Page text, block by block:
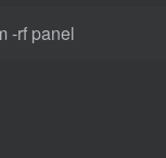
-rf panel